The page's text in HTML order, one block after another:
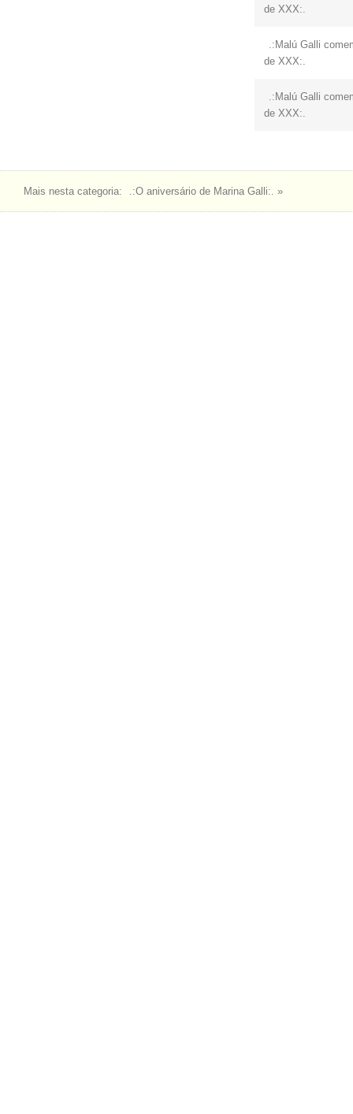
de XXX:.
.:Malú Galli
de XXX:.
.:Malú Galli
de XXX:.
Mais nesta categoria: .:O aniversário de Marina Galli:. »